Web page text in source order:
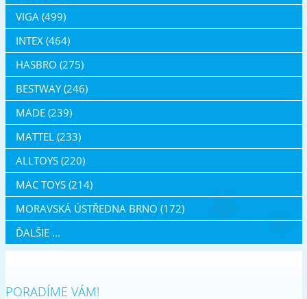
VIGA (499)
INTEX (464)
HASBRO (275)
BESTWAY (246)
MADE (239)
MATTEL (233)
ALLTOYS (220)
MAC TOYS (214)
MORAVSKÁ ÚSTŘEDNA BRNO (172)
ĎALŠIE ...
PORADÍME VÁM!